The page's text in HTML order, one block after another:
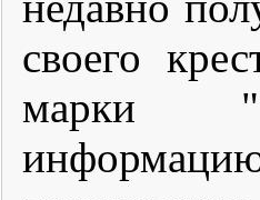
своего
марки